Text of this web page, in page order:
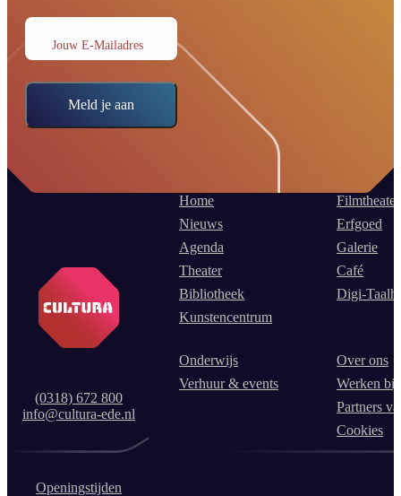
Jouw E-Mailadres
Meld je aan
(0318) 672 800
info@cultura-ede.nl
Home
Nieuws
Agenda
Theater
Bibliotheek
Kunstencentrum
Filmtheater
Erfgoed
Galerie
Café
Digi-
Onderwijs
Verhuur & events
Over ons
Werken
Partners
Cookies
Openingstijden